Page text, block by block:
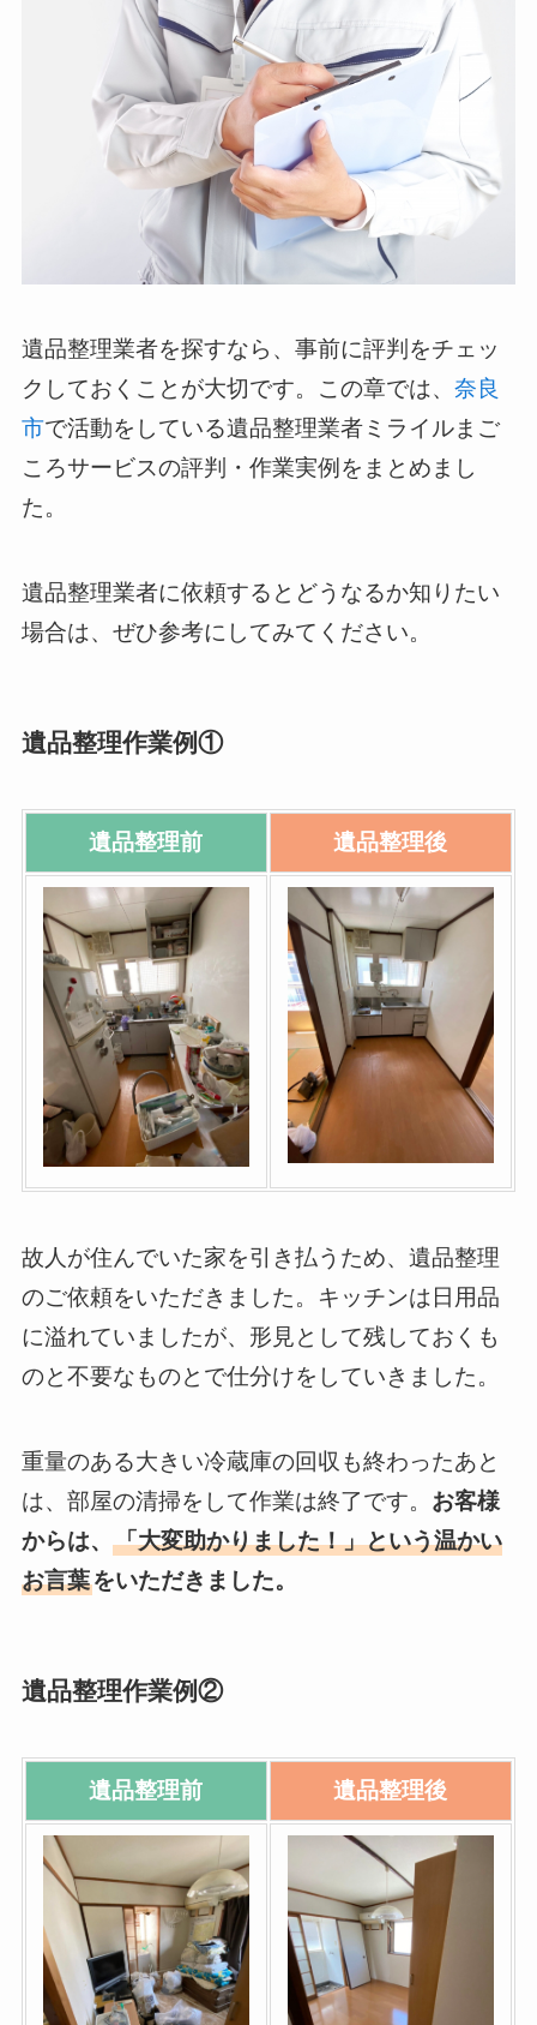
遺品整理業者を探すなら、事前に評判をチェッ
クしておくことが大切です。この章では、 奈良
市で活動をしている遺品整理業者ミライルまご
ころサービスの評判・作業実例をまとめまし
た。
遺品整理業者に依頼するとどうなるか知りたい
場合は、ぜひ参考にしてみてください。
遺品整理作業例①
遺品整理前 遺品整理後
故人が住んでいた家を引き払うため、遺品整理
のご依頼をいただきました。キッチンは日用品
に溢れていましたが、形見として残しておくも
のと不要なものとで仕分けをしていきました。
重量のある大きい冷蔵庫の回収も終わったあと
は、部屋の清掃をして作業は終了です。 お客様
からは、 「大変助かりました！」という温かい
お言葉をいただきました。
遺品整理作業例②
遺品整理前 遺品整理後